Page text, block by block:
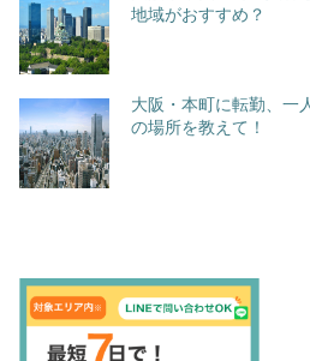
地域がおすすめ？
大阪・本町に転勤、一
の場所を教えて！